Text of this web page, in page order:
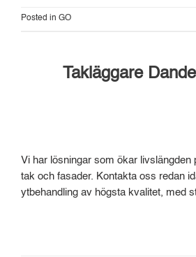
Posted in GO
Takläggare
Vi har lösningar som ökar
tak och fasader. Kontakta oss redan
ytbehandling av högsta kvalitet, med